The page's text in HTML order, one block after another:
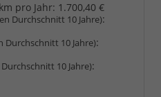
pro Jahr: 1.700,40 €
Durchschnitt 10 Jahre):
Durchschnitt 10 Jahre):
10 Jahre):